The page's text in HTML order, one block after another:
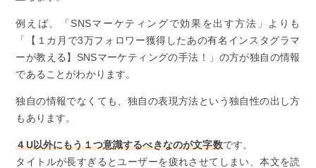
例えば、「SNSマーケティングで効果を出す方法」よりも
「【１カ月で3万フォロワー獲得したあの有名インスタグラマ
ーが教える】SNSマーケティングの手法！」の方が独自の情報
であることがわかります。
独自の情報でなくても、独自の表現方法という独自性の出し方
もあります。
４U以外にもう１つ意識するべきなのが文字数です。
タイトルが長すぎるとユーザーを疲れさせてしまい、本文を読